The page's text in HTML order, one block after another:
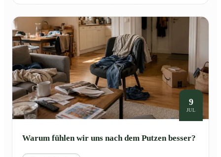
9
JUL
Warum fühlen wir uns nach dem Putzen besser?